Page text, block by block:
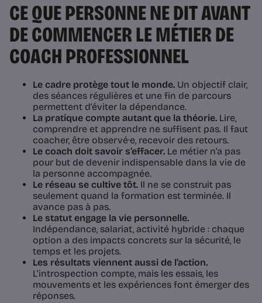
CE QUE PERSONNE NE DIT AVANT
DE COMMENCER LE MÉTIER DE
COACH PROFESSIONNEL
Le cadre protège tout le monde. Un objectif clair,
des séances régulières et une fin de parcours
permettent d’éviter la dépendance.
La pratique compte autant que la théorie. Lire,
comprendre et apprendre ne suffisent pas. Il faut
coacher, être observé·e, recevoir des retours.
Le coach doit savoir s’effacer. Le métier n’a pas
pour but de devenir indispensable dans la vie de
la personne accompagnée.
Le réseau se cultive tôt. Il ne se construit pas
seulement quand la formation est terminée. Il
avance pas à pas.
Le statut engage la vie personnelle.
Indépendance, salariat, activité hybride : chaque
option a des impacts concrets sur la sécurité, le
temps et les projets.
Les résultats viennent aussi de l’action.
L’introspection compte, mais les essais, les
mouvements et les expériences font émerger des
réponses.